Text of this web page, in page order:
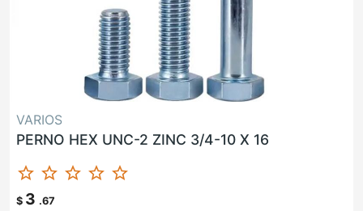
VARIOS
PERNO HEX UNC-2 ZINC 3/4-10 X 16
star_border star_border star_border star_border star_border
$ 3 .67